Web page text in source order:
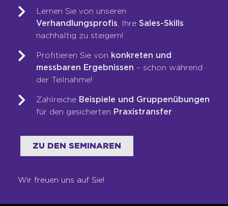
WER WIR SIND
Team
Unsere Werte
Referenzen
Karriere
Seminare
Lernen Sie von unseren
Verhandlungsprofis, IhreSales-Skills
nachhaltig zu steigern!
Profitieren Sie von konkreten und
messbaren Ergebnissen – schon während
der Teilnahme!
Zahlreiche Beispiele und Gruppenübungen
für den gesicherten Praxistransfer
ZU DEN SEMINAREN
Wir freuen uns auf Sie!